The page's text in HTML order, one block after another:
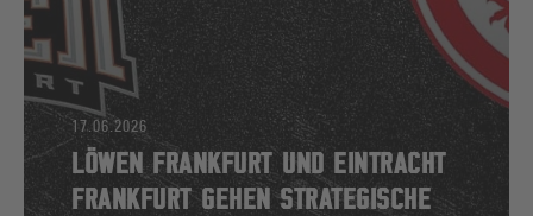
17.06.2026
LÖWEN FRANKFURT UND EINTRACHT
FRANKFURT GEHEN STRATEGISCHE